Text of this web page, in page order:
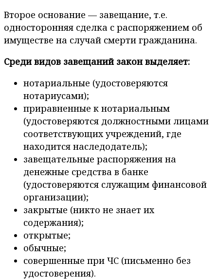
Второе основание — завещание, т.е.
односторонняя сделка с распоряжением об
имуществе на случай смерти гражданина.
Среди видов завещаний закон выделяет:
нотариальные (удостоверяются
нотариусами);
приравненные к нотариальным
(удостоверяются должностными лицами
соответствующих учреждений, где
находится наследодатель);
завещательные распоряжения на
денежные средства в банке
(удостоверяются служащим финансовой
организации);
закрытые (никто не знает их
содержания);
открытые;
обычные;
совершенные при ЧС (письменно без
удостоверения).